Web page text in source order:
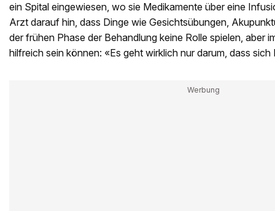
ein Spital eingewiesen, wo sie Medikamente über eine
Arzt darauf hin, dass Dinge wie Gesichtsübungen,
der frühen Phase der Behandlung keine Rolle spielen, aber
hilfreich sein können: «Es geht wirklich nur darum, dass